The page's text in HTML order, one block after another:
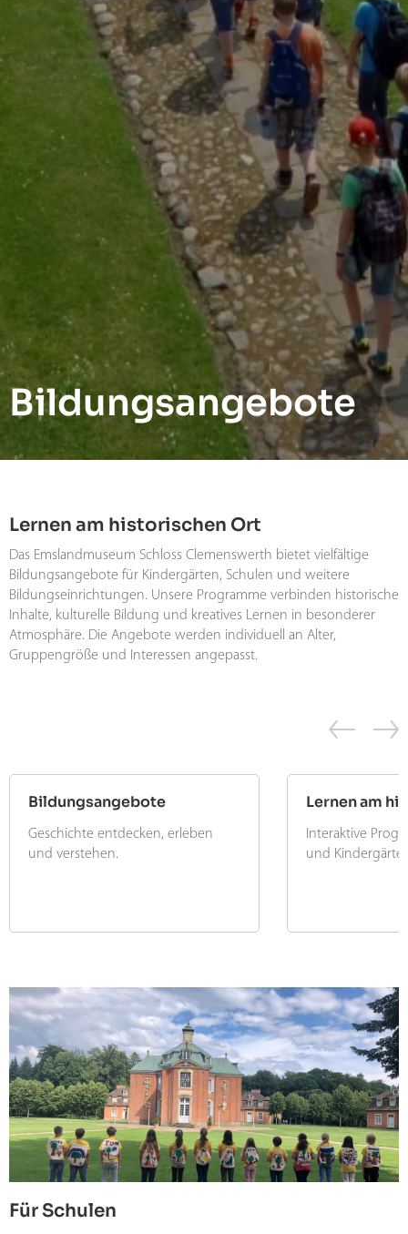
Bildungsangebote
Lernen am historischen Ort
Das Emslandmuseum Schloss Clemenswerth bietet vielfältige
Bildungsangebote für Kindergärten, Schulen und weitere
Bildungseinrichtungen. Unsere Programme verbinden historische
Inhalte, kulturelle Bildung und kreatives Lernen in besonderer
Atmosphäre. Die Angebote werden individuell an Alter,
Gruppengröße und Interessen angepasst.
Bildungsangebote
Geschichte entdecken, erleben
und verstehen.
Lernen am
Interaktive
und
Für Schulen